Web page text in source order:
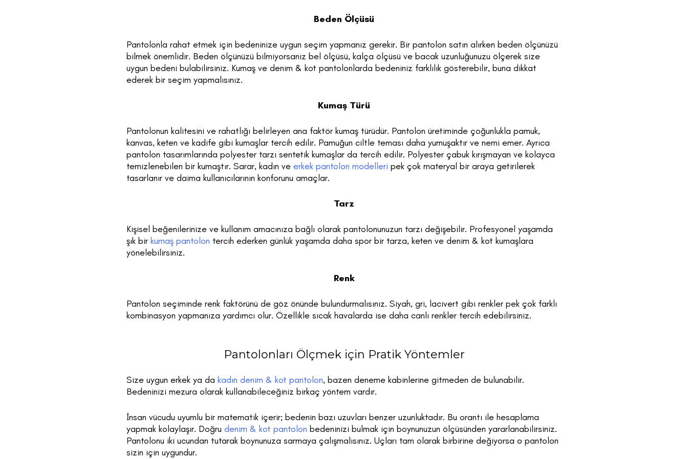
Beden Ölçüsü
Pantolonla rahat etmek için bedeninize uygun seçim yapmanız gerekir. Bir pantolon satın alırken beden ölçünüzü
bilmek önemlidir. Beden ölçünüzü bilmiyorsanız bel ölçüsü, kalça ölçüsü ve bacak uzunluğunuzu ölçerek size
uygun bedeni bulabilirsiniz. Kumaş ve denim & kot pantolonlarda bedeniniz farklılık gösterebilir, buna dikkat
ederek bir seçim yapmalısınız.
Kumaş Türü
Pantolonun kalitesini ve rahatlığı belirleyen ana faktör kumaş türüdür. Pantolon üretiminde çoğunlukla pamuk,
kanvas, keten ve kadife gibi kumaşlar tercih edilir. Pamuğun ciltle teması daha yumuşaktır ve nemi emer. Ayrıca
pantolon tasarımlarında polyester tarzı sentetik kumaşlar da tercih edilir. Polyester çabuk kırışmayan ve kolayca
temizlenebilen bir kumaştır. Sarar, kadın ve erkek pantolon modelleri pek çok materyal bir araya getirilerek
tasarlanır ve daima kullanıcılarının konforunu amaçlar.
Tarz
Kişisel beğenilerinize ve kullanım amacınıza bağlı olarak pantolonunuzun tarzı değişebilir. Profesyonel yaşamda
şık bir kumaş pantolon tercih ederken günlük yaşamda daha spor bir tarza, keten ve denim & kot kumaşlara
yönelebilirsiniz.
Renk
Pantolon seçiminde renk faktörünü de göz önünde bulundurmalısınız. Siyah, gri, lacivert gibi renkler pek çok farklı
kombinasyon yapmanıza yardımcı olur. Özellikle sıcak havalarda ise daha canlı renkler tercih edebilirsiniz.
Pantolonları Ölçmek için Pratik Yöntemler
Size uygun erkek ya da kadın denim & kot pantolon, bazen deneme kabinlerine gitmeden de bulunabilir.
Bedeninizi mezura olarak kullanabileceğiniz birkaç yöntem vardır.
İnsan vücudu uyumlu bir matematik içerir; bedenin bazı uzuvları benzer uzunluktadır. Bu orantı ile hesaplama
yapmak kolaylaşır. Doğru denim & kot pantolon bedeninizi bulmak için boynunuzun ölçüsünden yararlanabilirsiniz.
Pantolonu iki ucundan tutarak boynunuza sarmaya çalışmalısınız. Uçları tam olarak birbirine değiyorsa o pantolon
sizin için uygundur.